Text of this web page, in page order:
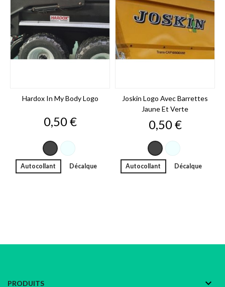
Hardox In My Body Logo
Prix
0,50 €
Noir Blanc
Autocollant Décalque
Joskin Logo Avec Barrettes
Jaune Et Verte
Prix
0,50 €
Noir Blanc
Autocollant Décalque
PRODUITS 